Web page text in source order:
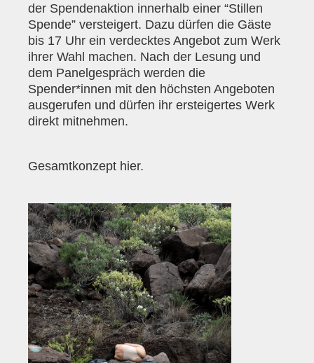
der Spendenaktion innerhalb einer “Stillen
Spende” versteigert. Dazu dürfen die Gäste
bis 17 Uhr ein verdecktes Angebot zum Werk
ihrer Wahl machen. Nach der Lesung und
dem Panelgespräch werden die
Spender*innen mit den höchsten Angeboten
ausgerufen und dürfen ihr ersteigertes Werk
direkt mitnehmen.
Gesamtkonzept hier.